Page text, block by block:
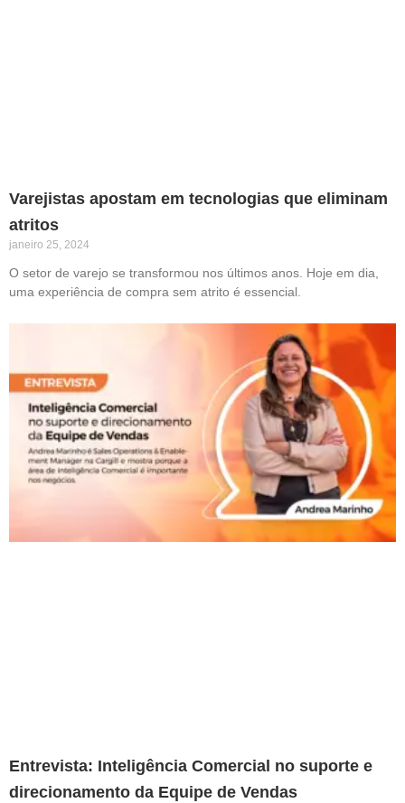
Varejistas apostam em tecnologias que eliminam
atritos
janeiro 25, 2024
O setor de varejo se transformou nos últimos anos. Hoje em dia,
uma experiência de compra sem atrito é essencial.
Entrevista: Inteligência Comercial no suporte e
direcionamento da Equipe de Vendas